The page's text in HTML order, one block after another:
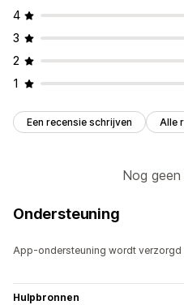
4
3
2
1
Een recensie schrijven Alle
Nog geen
Ondersteuning
App-ondersteuning wordt verzorgd
Hulpbronnen